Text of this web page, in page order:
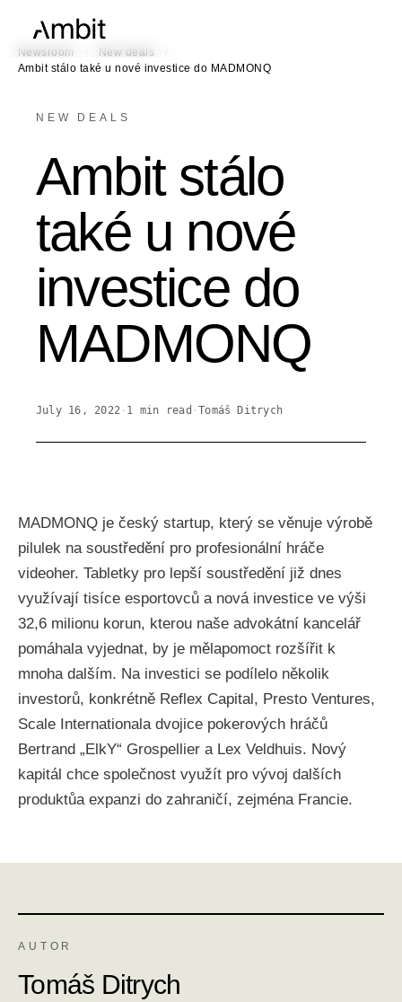
Newsroom / New deals
/
Ambit stálo také u nové investice do MADMONQ​
NEW DEALS
Ambit stálo
také u nové
investice do
MADMONQ​
July 16, 2022 · 1 min read ·Tomáš Ditrych
MADMONQ je český startup, který se věnuje výrobě
pilulek na soustředění pro profesionální hráče
videoher. Tabletky pro lepší soustředění již dnes
využívají tisíce esportovců a nová investice ve výši
32,6 milionu korun, kterou naše advokátní kancelář
pomáhala vyjednat, by je mělapomoct rozšířit k
mnoha dalším. Na investici se podílelo několik
investorů, konkrétně Reflex Capital, Presto Ventures,
Scale Internationala dvojice pokerových hráčů
Bertrand „ElkY“ Grospellier a Lex Veldhuis. Nový
kapitál chce společnost využít pro vývoj dalších
produktůa expanzi do zahraničí, zejména Francie.
AUTOR
Tomáš Ditrych